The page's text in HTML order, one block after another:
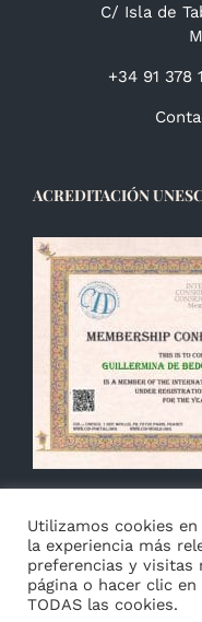
C/ Isla de
+34 91 378
ACREDITACIÓN
© Copyright 2014 -
Utilizamos cookies
la experiencia más
preferencias y visitas
página o hacer clic
TODAS las cookies.